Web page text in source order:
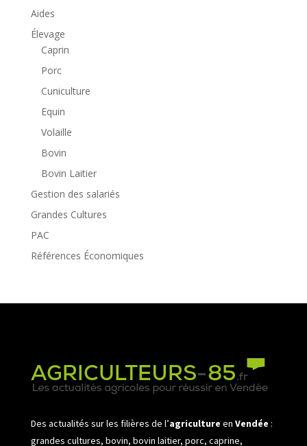
Aides
Élevage
Caprin
Porc
Cuniculture
Equin
Volaille
Bovin
Bovin Laitier
Gestion des salariés
Grandes Cultures
PAC
Références Économiques
Des actualités sur les filières de l’agriculture en Vendée :
grandes cultures, bovin, bovin laitier, porc, caprine,